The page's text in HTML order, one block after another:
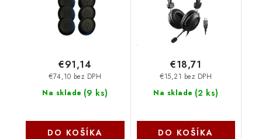
Na sklade (9 ks)
€74,10 bez DPH
€91,14
DO KOŠÍKA
Na sklade (2 ks)
€15,21 bez DPH
€18,71
DO KOŠÍKA